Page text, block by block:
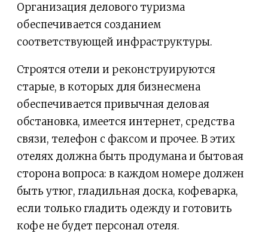
Организация делового туризма
обеспечивается созданием
соответствующей инфраструктуры.
Строятся отели и реконструируются
старые, в которых для бизнесмена
обеспечивается привычная деловая
обстановка, имеется интернет, средства
связи, телефон с факсом и прочее. В этих
отелях должна быть продумана и бытовая
сторона вопроса: в каждом номере должен
быть утюг, гладильная доска, кофеварка,
если только гладить одежду и готовить
кофе не будет персонал отеля.